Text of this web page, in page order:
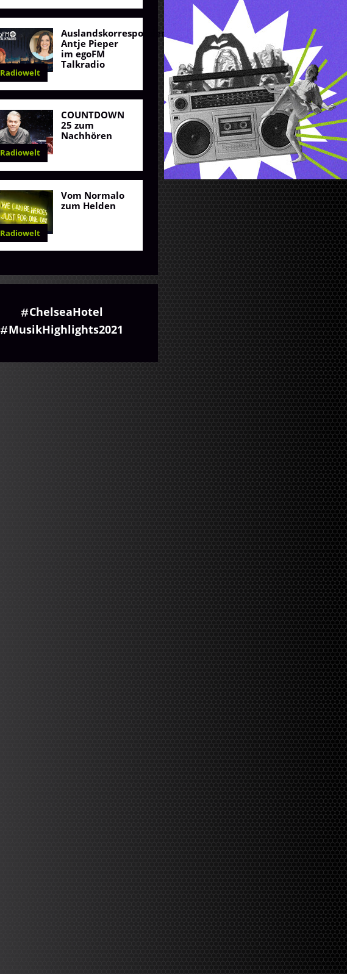
Radiowelt
Auslandskorrespondentin
Antje Pieper
im egoFM
Talkradio
Radiowelt
COUNTDOWN
25 zum
Nachhören
Radiowelt
Vom Normalo
zum Helden
ChelseaHotel
MusikHighlights2021